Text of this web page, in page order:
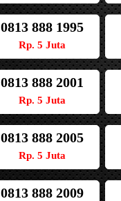
0813 888 1995
Rp. 5 Juta
0813 888 2001
Rp. 5 Juta
0813 888 2005
Rp. 5 Juta
0813 888 2009